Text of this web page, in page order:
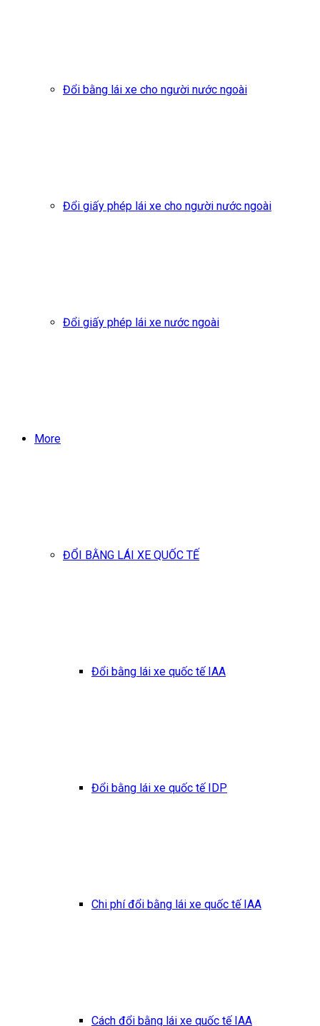
Đổi bằng lái xe cho người nước ngoài
Đổi giấy phép lái xe cho người nước ngoài
Đổi giấy phép lái xe nước ngoài
More
ĐỔI BẰNG LÁI XE QUỐC TẾ
Đổi bằng lái xe quốc tế IAA
Đổi bằng lái xe quốc tế IDP
Chi phí đổi bằng lái xe quốc tế IAA
Cách đổi bằng lái xe quốc tế IAA